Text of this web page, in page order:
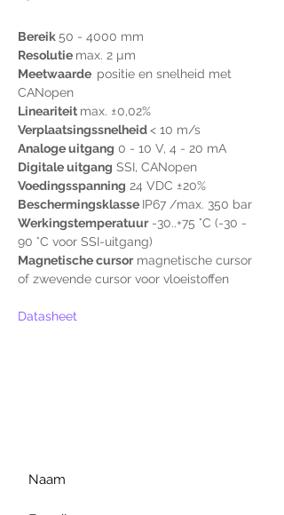
Bereik 50 - 4000 mm
Resolutie max. 2 µm
Meetwaarde positie en snelheid met
CANopen
Lineariteit max. ±0,02%
Verplaatsingssnelheid < 10 m/s
Analoge uitgang 0 - 10 V, 4 - 20 mA
Digitale uitgang SSI, CANopen
Voedingsspanning 24 VDC ±20%
Beschermingsklasse IP67 /max. 350 bar
Werkingstemperatuur -30..+75 °C (-30 -
90 °C voor SSI-uitgang)
Magnetische cursor magnetische cursor
of zwevende cursor voor vloeistoffen
Datasheet